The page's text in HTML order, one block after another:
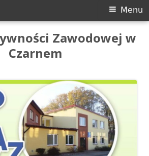
Zawodowej w
Czarnem
Menu